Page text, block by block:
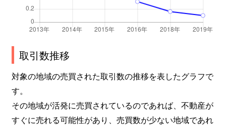
取引数推移
対象の地域の売買された取引数の推移を表したグラフで
す。
その地域が活発に売買されているのであれば、不動産が
すぐに売れる可能性があり、売買数が少ない地域であれ